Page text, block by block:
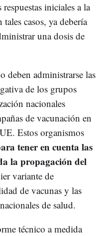
iniciales a la
casos, ya debería
una dosis de
deben administrarse las
de los grupos
nacionales
de vacunación en
Estos organismos
tener en cuenta las
la propagación del
variante de
de vacunas y las
de salud.
técnico a medida